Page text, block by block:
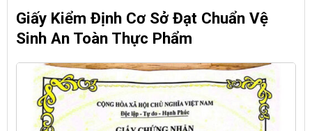
Giấy Kiểm Định Cơ Sở Đạt Chuẩn Vệ
Sinh An Toàn Thực Phẩm